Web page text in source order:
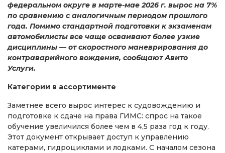
федеральном округе в марте-мае 2026 г. вырос на 7%
по сравнению с аналогичным периодом прошлого
года. Помимо стандартной подготовки к экзаменам
автомобилисты все чаще осваивают более узкие
дисциплины — от скоростного маневрирования до
контраварийного вождения, сообщают Авито
Услуги.
Категории в ассортименте
Заметнее всего вырос интерес к судовождению и
подготовке к сдаче на права ГИМС: спрос на такое
обучение увеличился более чем в 4,5 раза год к году.
Этот документ открывает доступ к управлению
катерами, гидроциклами и лодками. С началом сезона